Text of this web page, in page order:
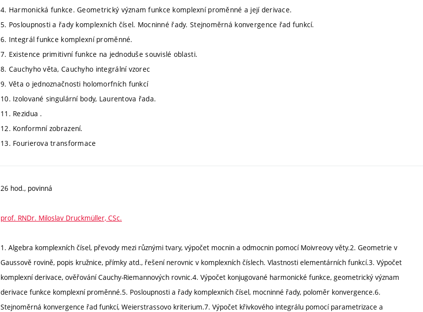
4. Harmonická funkce. Geometrický význam funkce komplexní proměnné a její derivace.
5. Posloupnosti a řady komplexních čísel. Mocninné řady. Stejnoměrná konvergence řad funkcí.
6. Integrál funkce komplexní proměnné.
7. Existence primitivní funkce na jednoduše souvislé oblasti.
8. Cauchyho věta, Cauchyho integrální vzorec
9. Věta o jednoznačnosti holomorfních funkcí
10. Izolované singulární body, Laurentova řada.
11. Rezidua .
12. Konformní zobrazení.
13. Fourierova transformace
26 hod., povinná
prof. RNDr. Miloslav Druckmüller, CSc.
1. Algebra komplexních čísel, převody mezi různými tvary, výpočet mocnin a odmocnin pomocí Moivreovy věty.2. Geometrie v
Gaussově rovině, popis kružnice, přímky atd., řešení nerovnic v komplexních číslech. Vlastnosti elementárních funkcí.3. Výpočet
komplexní derivace, ověřování Cauchy-Riemannových rovnic.4. Výpočet konjugované harmonické funkce, geometrický význam
derivace funkce komplexní proměnné.5. Posloupnosti a řady komplexních čísel, mocninné řady, poloměr konvergence.6.
Stejnoměrná konvergence řad funkcí, Weierstrassovo kriterium.7. Výpočet křivkového integrálu pomocí parametrizace a